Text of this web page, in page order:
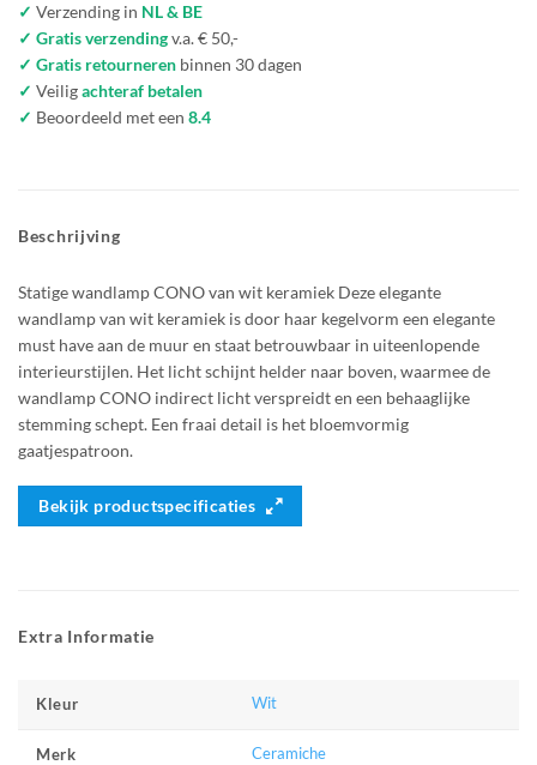
✓ Verzending in NL & BE
✓ Gratis verzendingv.a. € 50,-
✓ Gratis retourneren binnen 30 dagen
✓ Veiligachteraf betalen
✓ Beoordeeld met een 8.4
Beschrijving
Statige wandlamp CONO van wit keramiek Deze elegante
wandlamp van wit keramiek is door haar kegelvorm een elegante
must have aan de muur en staat betrouwbaar in uiteenlopende
interieurstijlen. Het licht schijnt helder naar boven, waarmee de
wandlamp CONO indirect licht verspreidt en een behaaglijke
stemming schept. Een fraai detail is het bloemvormig
gaatjespatroon.
Bekijk productspecificaties
Extra Informatie
Kleur Wit
Merk Ceramiche